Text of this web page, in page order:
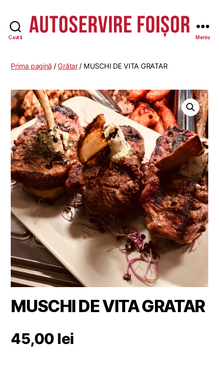
Caută
-
Meniu
Prima pagină /Grătar/ MUSCHI DE VITA GRATAR
MUSCHI DE VITA GRATAR
45,00 lei